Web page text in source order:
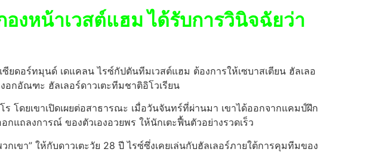
งหน้าเวสต์แฮม ได้รับการวินิจฉัยว่า
ยดอร์ทมุนด์ เดแคลน ไรซ์กัปตันทีมเวสต์แฮม ต้องการให้เซบาสเตียน ฮัลเลอ
อกอัณฑะ ฮัลเลอร์ดาวเตะทีมชาติอิโวเรียน
โดยเขาเปิดเผยต่อสาธารณะ เมื่อวันจันทร์ที่ผ่านมา เขาได้ออกจากแคมป์ฝึก
ถลงการณ์ ของตัวเองอวยพร ให้นักเตะฟื้นตัวอย่างรวดเร็ว
เขา” ให้กับดาวเตะวัย 28 ปี ไรซ์ซึ่งเคยเล่นกับฮัลเลอร์ภายใต้การคุมทีมของ